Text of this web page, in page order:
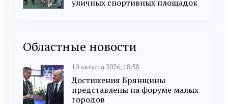
уличных спортивных площадок
Областные новости
10 августа 2026, 18:58
Достижения Брянщины
представлены на форуме малых
городов